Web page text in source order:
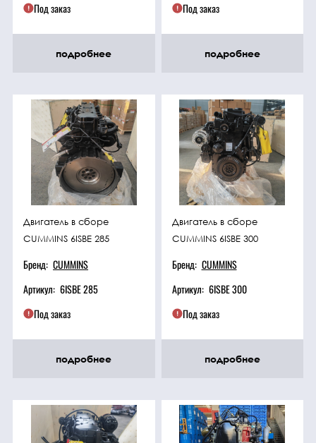
Под заказ
подробнее
Под заказ
подробнее
Двигатель в сборе
CUMMINS 6ISBE 285
Бренд: CUMMINS
Артикул: 6ISBE 285
Под заказ
подробнее
Двигатель в сборе
CUMMINS 6ISBE 300
Бренд: CUMMINS
Артикул: 6ISBE 300
Под заказ
подробнее